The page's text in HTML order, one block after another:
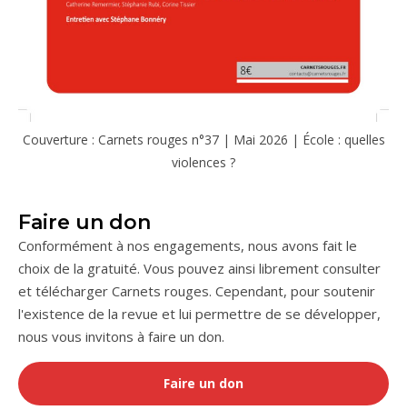
Couverture : Carnets rouges n°37 | Mai 2026 | École : quelles
violences ?
Faire un don
Conformément à nos engagements, nous avons fait le
choix de la gratuité. Vous pouvez ainsi librement consulter
et télécharger Carnets rouges. Cependant, pour soutenir
l'existence de la revue et lui permettre de se développer,
nous vous invitons à faire un don.
Faire un don